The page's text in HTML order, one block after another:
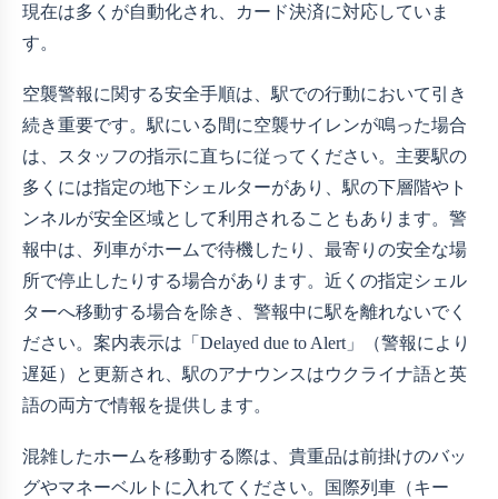
現在は多くが自動化され、カード決済に対応していま
す。
空襲警報に関する安全手順は、駅での行動において引き
続き重要です。駅にいる間に空襲サイレンが鳴った場合
は、スタッフの指示に直ちに従ってください。主要駅の
多くには指定の地下シェルターがあり、駅の下層階やト
ンネルが安全区域として利用されることもあります。警
報中は、列車がホームで待機したり、最寄りの安全な場
所で停止したりする場合があります。近くの指定シェル
ターへ移動する場合を除き、警報中に駅を離れないでく
ださい。案内表示は「Delayed due to Alert」（警報により
遅延）と更新され、駅のアナウンスはウクライナ語と英
語の両方で情報を提供します。
混雑したホームを移動する際は、貴重品は前掛けのバッ
グやマネーベルトに入れてください。国際列車（キー